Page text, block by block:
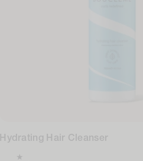
Hydrating Hair Cleanser